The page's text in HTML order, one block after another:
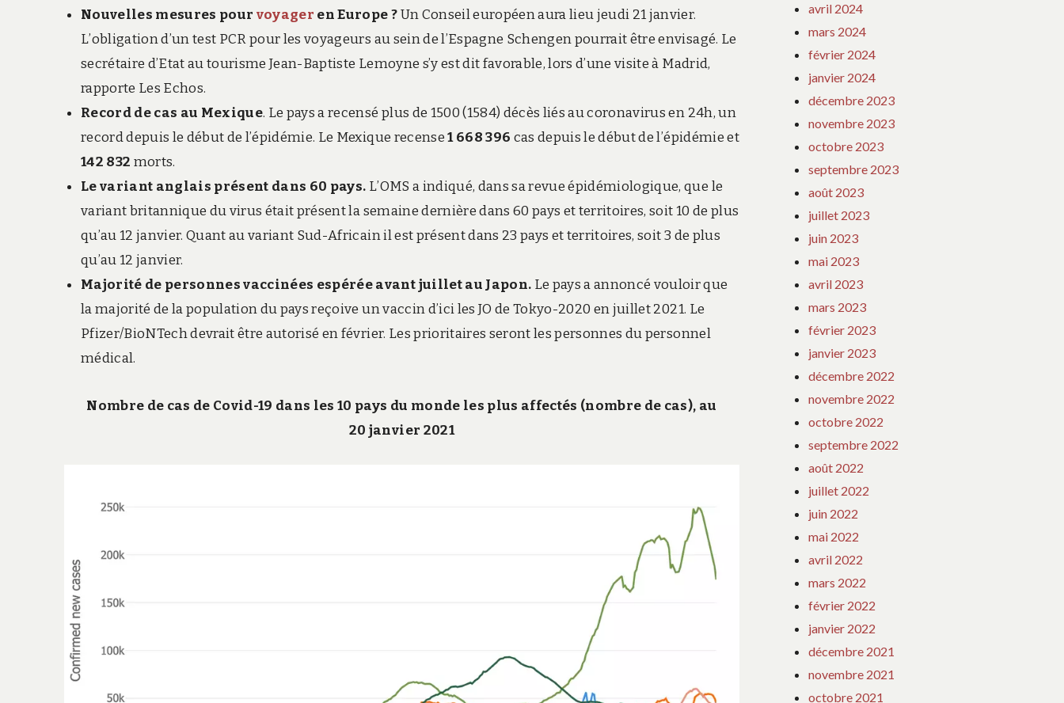
Nouvelles mesures pour voyager en Europe ?Un Conseil européen aura lieu jeudi 21 janvier.
L’obligation d’un test PCR pour les voyageurs au sein de l’Espagne Schengen pourrait être envisagé. Le
secrétaire d’Etat au tourisme Jean-Baptiste Lemoyne s’y est dit favorable, lors d’une visite à Madrid,
rapporte Les Echos.
Record de cas au Mexique. Le pays a recensé plus de 1500 (1584) décès liés au coronavirus en 24h, un
record depuis le début de l’épidémie. Le Mexique recense1 668 396 cas depuis le début de l’épidémie et
142 832 morts.
Le variant anglais présent dans 60 pays. L’OMS a indiqué, dans sa revue épidémiologique, que le
variant britannique du virus était présent la semaine dernière dans 60 pays et territoires, soit 10 de plus
qu’au 12 janvier. Quant au variant Sud-Africain il est présent dans 23 pays et territoires, soit 3 de plus
qu’au 12 janvier.
Majorité de personnes vaccinées espérée avant juillet au Japon. Le pays a annoncé vouloir que
la majorité de la population du pays reçoive un vaccin d’ici les JO de Tokyo-2020 en juillet 2021. Le
Pfizer/BioNTech devrait être autorisé en février. Les prioritaires seront les personnes du personnel
médical.
Nombre de cas de Covid-19 dans les 10 pays du monde les plus affectés (nombre de cas), au
20 janvier 2021
avril 2024
mars 2024
février 2024
janvier 2024
décembre 2023
novembre 2023
octobre 2023
septembre 2023
août 2023
juillet 2023
juin 2023
mai 2023
avril 2023
mars 2023
février 2023
janvier 2023
décembre 2022
novembre 2022
octobre 2022
septembre 2022
août 2022
juillet 2022
juin 2022
mai 2022
avril 2022
mars 2022
février 2022
janvier 2022
décembre 2021
novembre 2021
octobre 2021